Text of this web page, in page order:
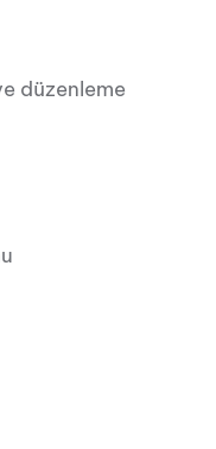
düzenleme